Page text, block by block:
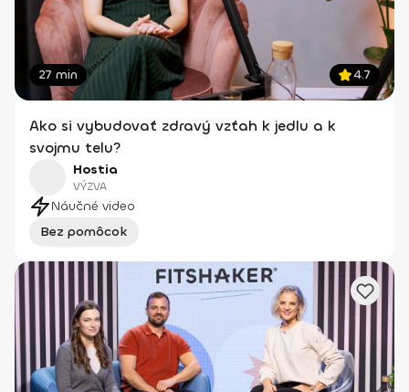
27 min 4.7
Ako si vybudovať zdravý vzťah k jedlu a k
svojmu telu?
Hostia
VÝZVA
Náučné video
Bez pomôcok